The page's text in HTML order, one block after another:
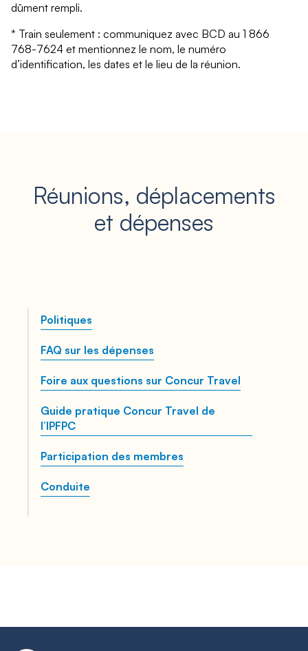
dûment rempli.
* Train seulement : communiquez avec BCD au 1 866
768-7624 et mentionnez le nom, le numéro
d’identification, les dates et le lieu de la réunion.
Réunions, déplacements
et dépenses
Politiques
FAQ sur les dépenses
Foire aux questions sur Concur Travel
Guide pratique Concur Travel de
l’IPFPC
Participation des membres
Conduite